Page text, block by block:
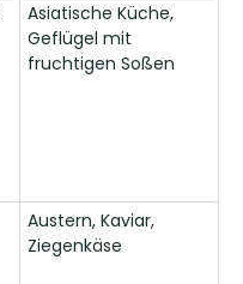
Asiatische Küche,
Geflügel mit
fruchtigen Soßen
Austern, Kaviar,
Ziegenkäse